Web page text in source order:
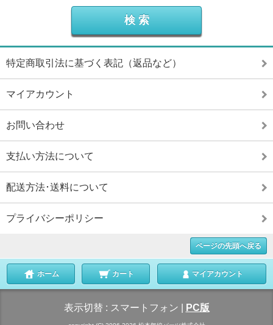
特定商取引法に基づく表記（返品など）
マイアカウント
お問い合わせ
支払い方法について
配送方法･送料について
プライバシーポリシー
ページの先頭へ戻る
ホーム カート マイアカウント
表示切替 : スマートフォン PC版